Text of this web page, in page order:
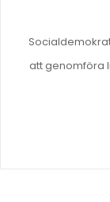
att genomföra